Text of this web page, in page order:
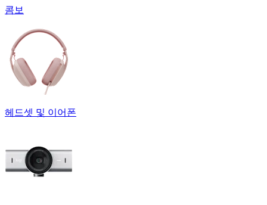
콤보
헤드셋 및 이어폰